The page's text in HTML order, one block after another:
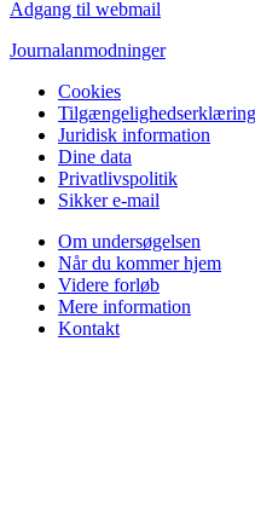
Adgang til webmail
Journalanmodninger
Cookies
Tilgængelighedserklæring
Juridisk information
Dine data
Privatlivspolitik
Sikker e-mail
Om undersøgelsen
Når du kommer hjem
Videre forløb
Mere information
Kontakt